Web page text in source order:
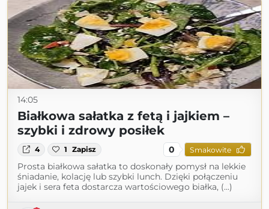
14:05
Białkowa sałatka z fetą i jajkiem –
szybki i zdrowy posiłek
4 1 Zapisz 0 Smakowite
Prosta białkowa sałatka to doskonały pomysł na lekkie
śniadanie, kolację lub szybki lunch. Dzięki połączeniu
jajek i sera feta dostarcza wartościowego białka, (...)